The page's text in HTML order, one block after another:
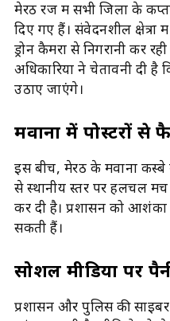
मेरठ रेंज में सभी जिलों के
दिए गए हैं। संवेदनशील क्षेत्रों
ड्रोन कैमरों से निगरानी कर
अधिकारियों ने चेतावनी दी
उठाए जाएंगे।
मवाना में पोस्टरों से
इस बीच, मेरठ के मवाना कस्बे
से स्थानीय स्तर पर हलचल
कर दी है। प्रशासन को आशंका
सकती हैं।
सोशल मीडिया पर
प्रशासन और पुलिस की